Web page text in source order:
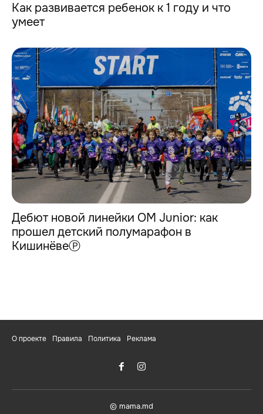
Как развивается ребенок к 1 году и что
умеет
Дебют новой линейки OM Junior: как
прошел детский полумарафон в
КишинёвеⓅ
О проекте Правила Политика Реклама
© mama.md